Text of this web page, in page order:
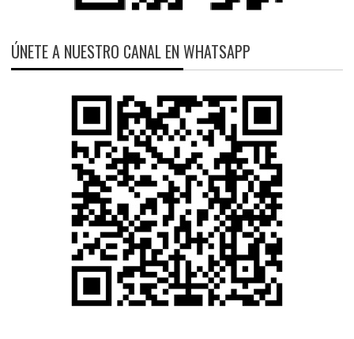
ÚNETE A NUESTRO CANAL EN WHATSAPP